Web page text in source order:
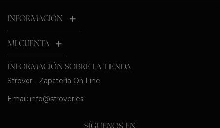
INFORMACIÓN
MI CUENTA
INFORMACIÓN SOBRE LA TIENDA
Strover - Zapatería On Line
Email: info@strover.es
SÍGUENOS EN